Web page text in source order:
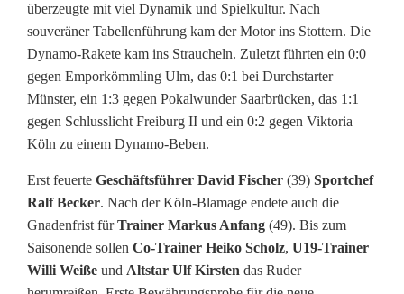
i
n
L
i
g
a
3
:
überzeugte mit viel Dynamik und Spielkultur. Nach
souveräner Tabellenführung kam der Motor ins Stottern. Die
Dynamo-Rakete kam ins Straucheln. Zuletzt führten ein 0:0
gegen Emporkömmling Ulm, das 0:1 bei Durchstarter
Münster, ein 1:3 gegen Pokalwunder Saarbrücken, das 1:1
gegen Schlusslicht Freiburg II und ein 0:2 gegen Viktoria
Köln zu einem Dynamo-Beben.
Erst feuerte Geschäftsführer David Fischer (39) Sportchef
Ralf Becker. Nach der Köln-Blamage endete auch die
Gnadenfrist fürTrainer Markus Anfang (49). Bis zum
Saisonende sollen Co-Trainer Heiko Scholz, U19-Trainer
Willi Weiße und Altstar Ulf Kirsten das Ruder